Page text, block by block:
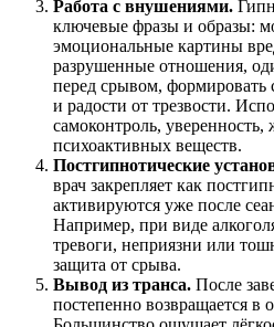
Работа с внушениями.
ключевые фразы и образы:
эмоциональные картины
разрушенные отношения,
перед срывом,
и радости от трезвости.
самоконтроль, уверенность,
психоактивных веществ.
Постгипнотические
врач закрепляет как
активируются уже после
Например, при виде
тревоги, неприязни или
защита от срыва.
Вывод из транса. После
постепенно возвращается в